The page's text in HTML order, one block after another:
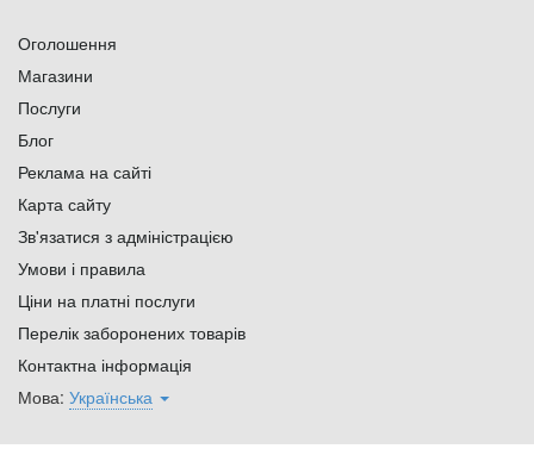
Оголошення
Магазини
Послуги
Блог
Реклама на сайті
Карта сайту
Зв'язатися з адміністрацією
Умови і правила
Ціни на платні послуги
Перелік заборонених товарів
Контактна інформація
Мова: Українська